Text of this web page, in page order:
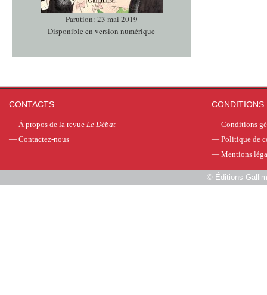
Parution: 23 mai 2019
Disponible en version numérique
CONTACTS
— À propos de la revue Le Débat
— Contactez-nous
CONDITIONS
— Conditions
— Politique de
— Mentions
© Éditions